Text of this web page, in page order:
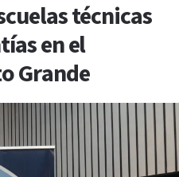
técnicas
en el
Grande